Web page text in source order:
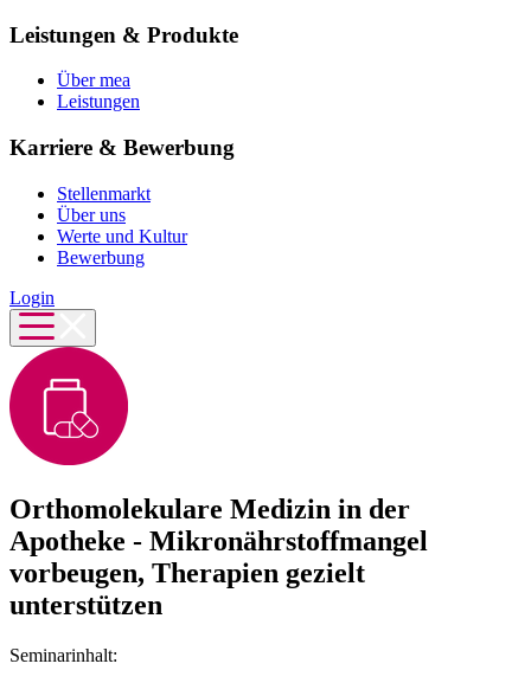
Leistungen & Produkte
Über mea
Leistungen
Karriere & Bewerbung
Stellenmarkt
Über uns
Werte und Kultur
Bewerbung
Login
Orthomolekulare Medizin in der
Apotheke - Mikronährstoffmangel
vorbeugen, Therapien gezielt
unterstützen
Seminarinhalt: